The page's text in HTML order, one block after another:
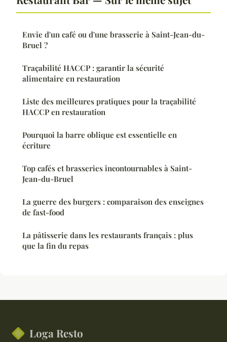
Envie d'un café ou d'une brasserie à Saint-Jean-du-
Bruel ?
Traçabilité HACCP : garantir la sécurité
alimentaire en restauration
Liste des meilleures pratiques pour la traçabilité
HACCP en restauration
Pourquoi la barre oblique est essentielle en
écriture
Top cafés et brasseries incontournables à Saint-
Jean-du-Bruel
La guerre des burgers : comparaison des enseignes
de fast-food
La pâtisserie dans les restaurants français : plus
que la fin du repas
Loga Resto